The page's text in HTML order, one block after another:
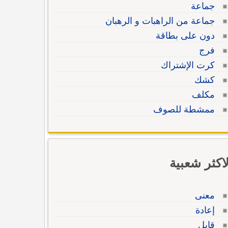
جماعة
جماعة من الراهبات و الرهبان
دون على بطاقة
فرج
كرت الإشتراك
كشك
مكلف
ممشطة للصوف
شعبية
معنى
إعادة
قابل